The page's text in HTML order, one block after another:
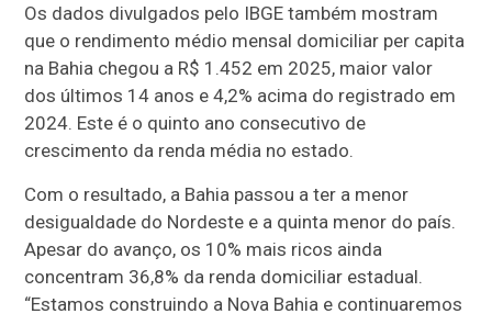
Os dados divulgados pelo IBGE também mostram
que o rendimento médio mensal domiciliar per capita
na Bahia chegou a R$ 1.452 em 2025, maior valor
dos últimos 14 anos e 4,2% acima do registrado em
2024. Este é o quinto ano consecutivo de
crescimento da renda média no estado.
Com o resultado, a Bahia passou a ter a menor
desigualdade do Nordeste e a quinta menor do país.
Apesar do avanço, os 10% mais ricos ainda
concentram 36,8% da renda domiciliar estadual.
“Estamos construindo a Nova Bahia e continuaremos